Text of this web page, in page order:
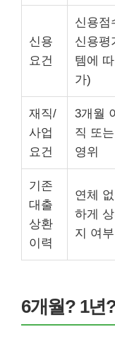
신용
요건
신용점
신용평
템에
가)
재직/
사업
요건
3개월
직 또
영위
기존
대출
상환
이력
연체
하게
지 여부
6개월? 1년